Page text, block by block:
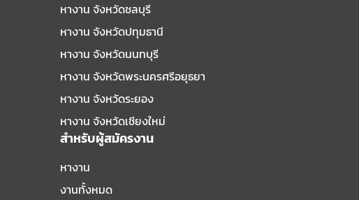
หางาน จังหวัดชลบุรี
หางาน จังหวัดปทุมธานี
หางาน จังหวัดนนทบุรี
หางาน จังหวัดพระนครศรีอยุธยา
หางาน จังหวัดระยอง
หางาน จังหวัดเชียงใหม่
สำหรับผู้สมัครงาน
หางาน
งานทั้งหมด